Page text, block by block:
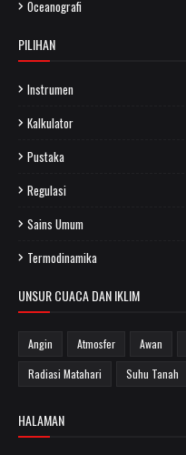
Oceanografi
PILIHAN
Instrumen
Kalkulator
Pustaka
Regulasi
Sains Umum
Termodinamika
UNSUR CUACA DAN IKLIM
Angin Atmosfer Awan
Radiasi Matahari
Suhu Tanah
HALAMAN